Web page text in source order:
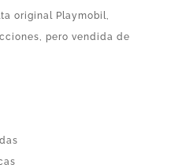
original Playmobil,
pero vendida de